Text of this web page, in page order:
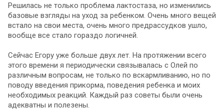
Решилась не только проблема лактостаза, но изменились
базовые взгляды на уход за ребенком. Очень много вещей
встало на свои места, очень много предрассудков ушло,
вообще все стало гораздо логичней.
Сейчас Егору уже больше двух лет. На протяжении всего
этого времени я периодически связывалась с Олей по
различным вопросам, не только по вскармливанию, но по
поводу введения прикорма, поведения ребенка и моих
необходимых реакций. Каждый раз советы были очень
адекватны и полезены.